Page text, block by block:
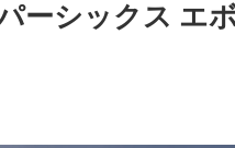
ーシックス エ